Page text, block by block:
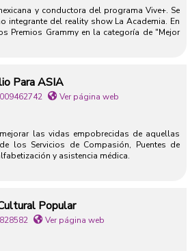
y conductora del programa Vive+. Se
integrante del reality show La Academia. En
Premios Grammy en la categoría de "Mejor
Para ASIA
Ver página web
las vidas empobrecidas de aquellas
los Servicios de Compasión, Puentes de
y asistencia médica.
Popular
Ver página web